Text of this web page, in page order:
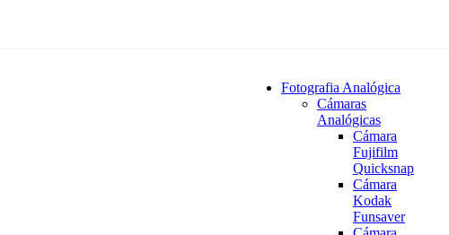
Fotografia Analógica
Cámaras
Analógicas
Cámara
Fujifilm
Quicksnap
Cámara
Kodak
Funsaver